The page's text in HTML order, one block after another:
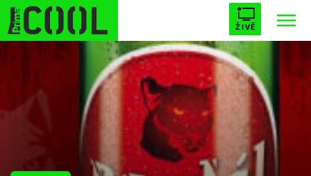
ŽIVĚ
STARHOUSE BUFFY, PŘEMOŽITELKA UPÍRŮ
ESCAPE PLNEJ KOTEL AVENGERS 5